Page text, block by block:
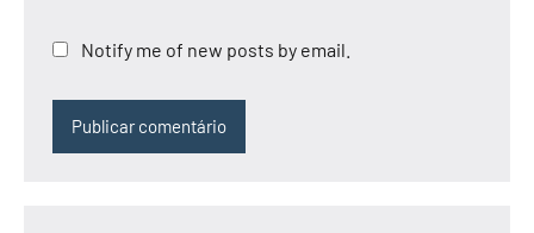
Notify me of new posts by email.